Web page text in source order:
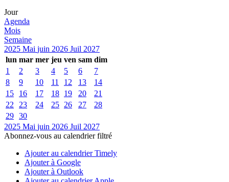
Jour
Agenda
Mois
Semaine
2025 Mai juin 2026 Juil 2027
lun mar mer jeu ven sam dim
1
2 3 4 5 6
7
8
9 10 11 12 13
14
15
16 17 18 19 20
21
22
23 24 25 26 27
28
29 30
2025 Mai juin 2026 Juil 2027
Abonnez-vous au calendrier filtré
Ajouter au calendrier Timely
Ajouter à Google
Ajouter à Outlook